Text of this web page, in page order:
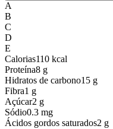
A
B
C
D
E
Calorias110 kcal
Proteína8 g
Hidratos de carbono15 g
Fibra1 g
Açúcar2 g
Sódio0.3 mg
Ácidos gordos saturados2 g